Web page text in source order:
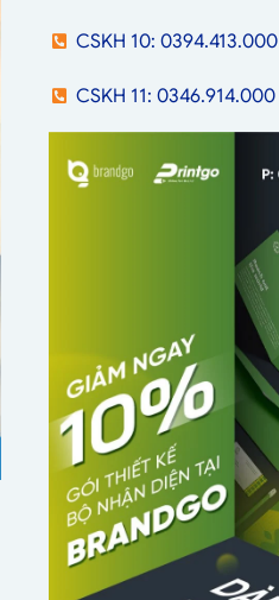
CSKH 10: 0394.413.000
CSKH 11: 0346.914.000